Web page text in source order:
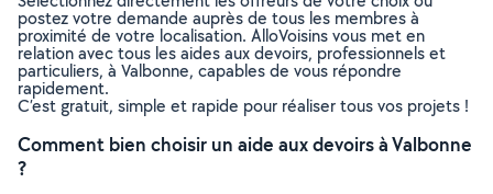
postez votre demande auprès de tous les membres à
proximité de votre localisation. AlloVoisins vous met en
relation avec tous les aides aux devoirs, professionnels et
particuliers, à Valbonne, capables de vous répondre
rapidement.
C’est gratuit, simple et rapide pour réaliser tous vos projets !
Comment bien choisir un aide aux devoirs à Valbonne
?